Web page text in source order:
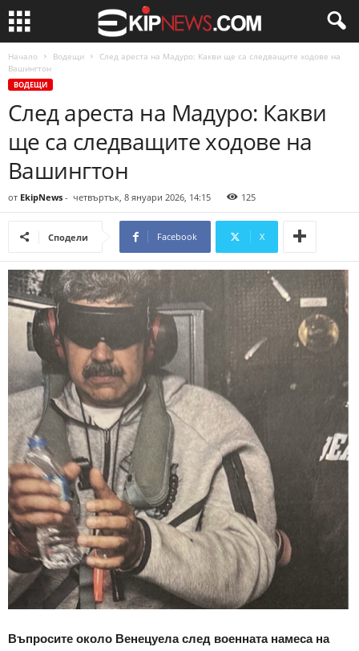
Начало Водещи
След ареста на Мадуро: Какви ще са следващите ходове на
Вашингтон
ВОДЕЩИ
След ареста на Мадуро: Какви
ще са следващите ходове на
Вашингтон
от EkipNews - четвъртък, 8 януари 2026, 14:15 125
Сподели Facebook X
Въпросите около Венецуела след военната намеса на